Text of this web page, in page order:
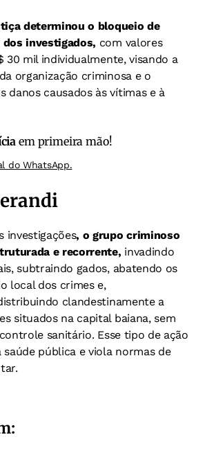
determinou o bloqueio de
investigados, com valores
30 mil individualmente, visando a
organização criminosa e o
danos causados às vítimas e à
em primeira mão!
do WhatsApp.
investigações, o grupo criminoso
e recorrente, invadindo
subtraindo gados, abatendo os
local dos crimes e,
clandestinamente a
situados na capital baiana, sem
sanitário. Esse tipo de ação
pública e viola normas de